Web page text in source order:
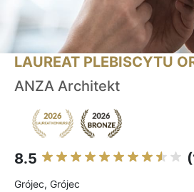
LAUREAT PLEBISCYTU
ANZA Architekt
8.5
Grójec, Grójec